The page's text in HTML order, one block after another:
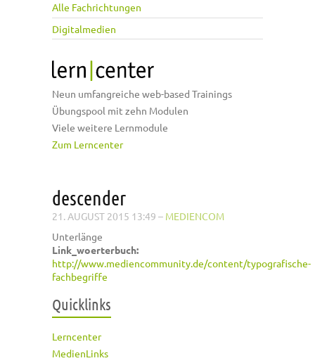
Alle Fachrichtungen
Digitalmedien
Neun umfangreiche web-based Trainings
Übungspool mit zehn Modulen
Viele weitere Lernmodule
Zum Lerncenter
descender
21. AUGUST 2015 13:49 – MEDIENCOM
Unterlänge
Link_woerterbuch:
http://www.mediencommunity.de/content/typografische-
fachbegriffe
Quicklinks
Lerncenter
MedienLinks